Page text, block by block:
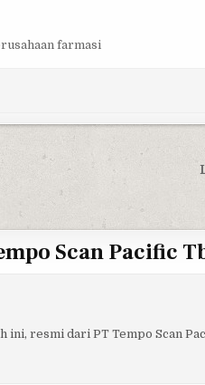
farmasi
Scan Pacific
ini, resmi dari PT Tempo Scan